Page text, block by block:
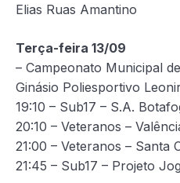
Elias Ruas Amantino
Terça-feira 13/09
– Campeonato Municipal
Ginásio Poliesportivo
19:10 – Sub17 – S.A.
20:10 – Veteranos –
21:00 – Veteranos – Santa
21:45 – Sub17 – Projeto